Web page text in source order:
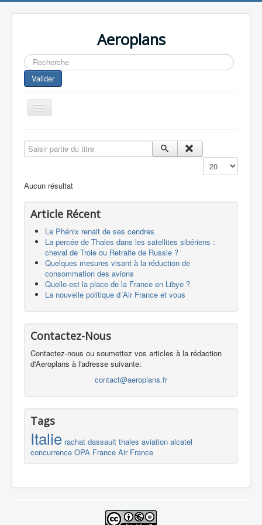
Aeroplans
Rechercher
Valider
Toggle
Navigation
Aviation Commerciale
Europespace
Drones
Saisir partie du titre
Affichage #
Aucun résultat
Article Récent
Le Phénix renait de ses cendres
La percée de Thales dans les satellites sibériens :
cheval de Troie ou Retraite de Russie ?
Quelques mesures visant à la réduction de
consommation des avions
Quelle-est la place de la France en Libye ?
La nouvelle politique d´Air France et vous
Contactez-Nous
Contactez-nous ou soumettez vos articles à la rédaction
d'Aeroplans à l'adresse suivante:
contact@aeroplans.fr
Tags
Italie rachat dassault thales aviation alcatel
concurrence OPA France Air France